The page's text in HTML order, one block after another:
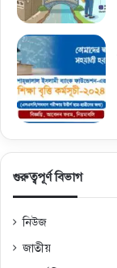
গুরুত্বপূর্ণ বিভাগ
নিউজ
জাতীয়